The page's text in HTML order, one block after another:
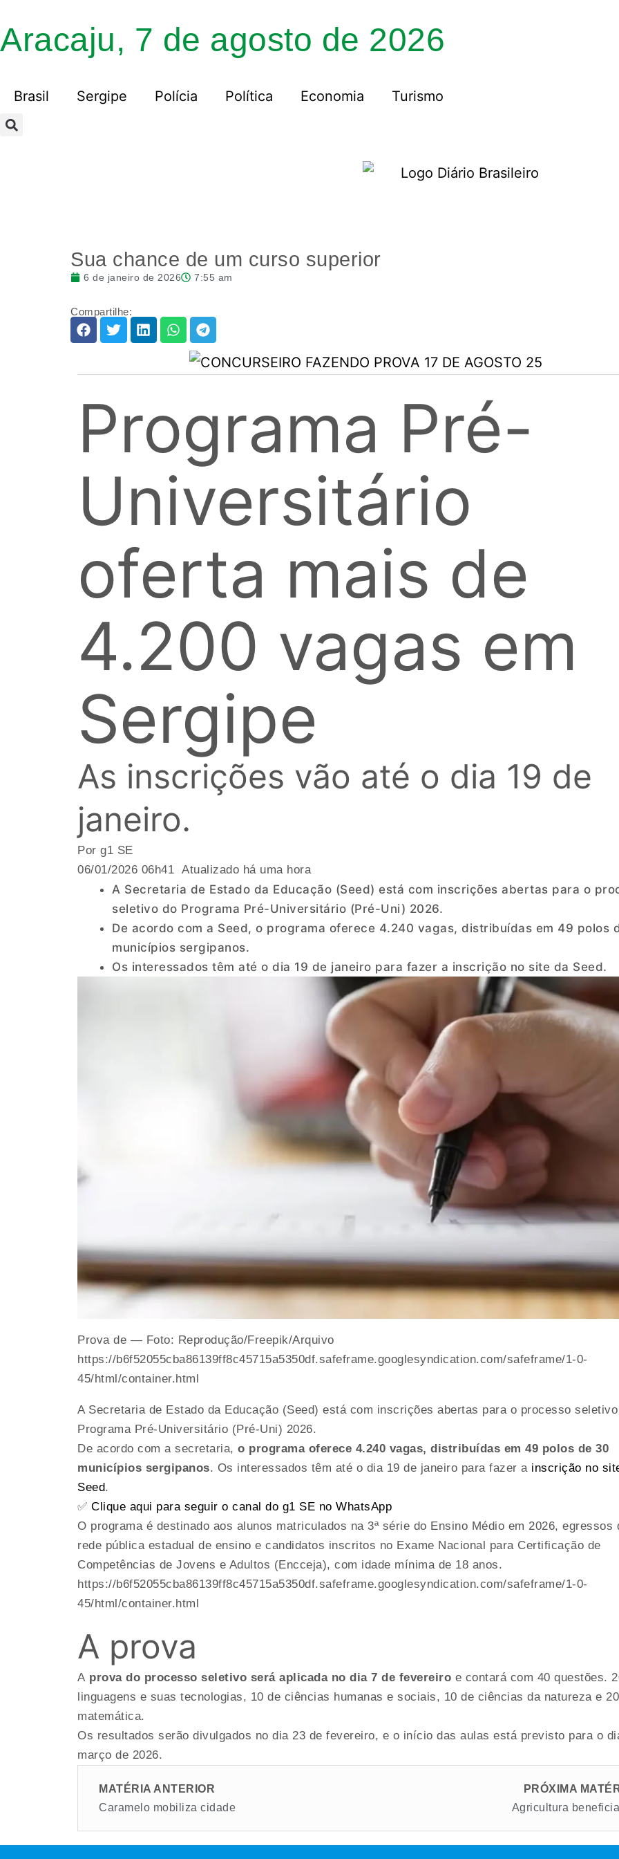
Aracaju, 7 de agosto de 2026
Brasil Sergipe Polícia Política Economia Turismo
Sua chance de um curso superior
6 de janeiro de 2026 7:55 am
Compartilhe:
Programa Pré-
Universitário
oferta mais de
4.200 vagas em
Sergipe
As inscrições vão até o dia 19 de
janeiro.
Por g1 SE
06/01/2026 06h41 Atualizado há uma hora
A Secretaria de Estado da Educação (Seed) está com inscrições abertas para o
seletivo do Programa Pré-Universitário (Pré-Uni) 2026.
De acordo com a Seed, o programa oferece 4.240 vagas, distribuídas em 49 polos
municípios sergipanos.
Os interessados têm até o dia 19 de janeiro para fazer a inscrição no site da Seed.
Prova de — Foto: Reprodução/Freepik/Arquivo
https://b6f52055cba86139ff8c45715a5350df.safeframe.googlesyndication.com/safeframe/1-0-
45/html/container.html
A Secretaria de Estado da Educação (Seed) está com inscrições abertas para o processo
Programa Pré-Universitário (Pré-Uni) 2026.
De acordo com a secretaria, o programa oferece 4.240 vagas, distribuídas em 49 polos de 30
municípios sergipanos. Os interessados têm até o dia 19 de janeiro para fazer ainscrição no
Seed.
✅ Clique aqui para seguir o canal do g1 SE no WhatsApp
O programa é destinado aos alunos matriculados na 3ª série do Ensino Médio em 2026, egressos
rede pública estadual de ensino e candidatos inscritos no Exame Nacional para Certificação de
Competências de Jovens e Adultos (Encceja), com idade mínima de 18 anos.
https://b6f52055cba86139ff8c45715a5350df.safeframe.googlesyndication.com/safeframe/1-0-
45/html/container.html
A prova
A prova do processo seletivo será aplicada no dia 7 de fevereiro e contará com 40 questões.
linguagens e suas tecnologias, 10 de ciências humanas e sociais, 10 de ciências da natureza e
matemática.
Os resultados serão divulgados no dia 23 de fevereiro, e o início das aulas está previsto para o
março de 2026.
MATÉRIA ANTERIOR
Caramelo mobiliza cidade
PRÓXIMA
Agricultura